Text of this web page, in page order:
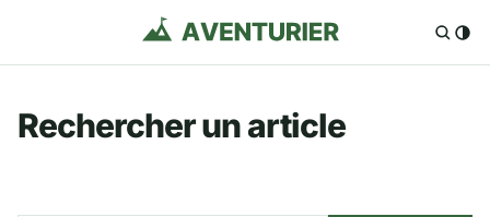
Rechercher un article